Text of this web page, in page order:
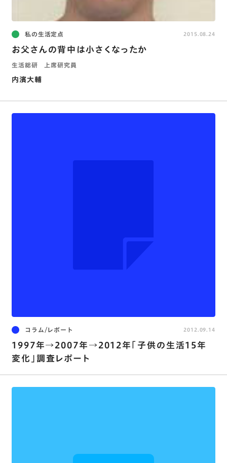
私の生活定点
お父さんの背中は小さくなったか
生活総研 上席研究員
内濱大輔
2015.08.24
コラム/レポート
1997年→2007年→2012年「子供の生活15年
変化」調査レポート
2012.09.14